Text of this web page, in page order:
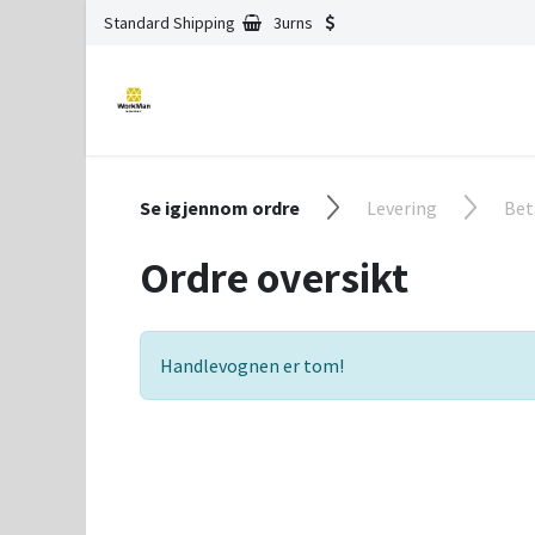
Standard Shipping 3urns
Se igjennom ordre Levering
Ordre oversikt
Handlevognen er tom!